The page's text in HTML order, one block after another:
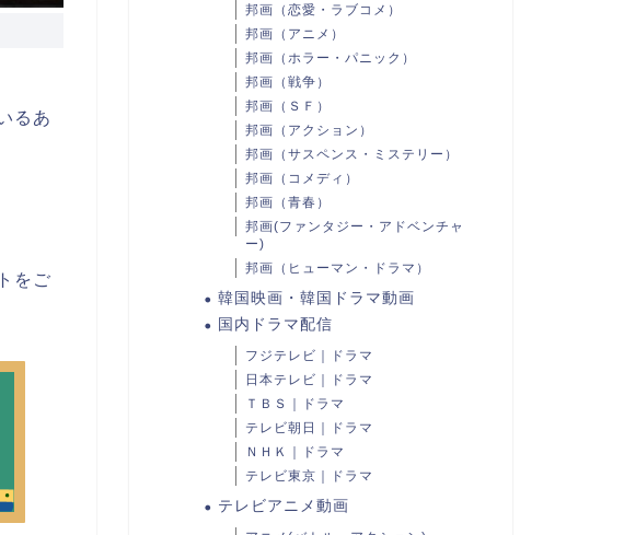
るあ
をご
邦画（恋愛・ラブコメ）
邦画（アニメ）
邦画（ホラー・パニック）
邦画（戦争）
邦画（ＳＦ）
邦画（アクション）
邦画（サスペンス・ミステリー）
邦画（コメディ）
邦画（青春）
邦画(ファンタジー・アドベンチャ
ー)
邦画（ヒューマン・ドラマ）
韓国映画・韓国ドラマ動画
国内ドラマ配信
フジテレビ｜ドラマ
日本テレビ｜ドラマ
ＴＢＳ｜ドラマ
テレビ朝日｜ドラマ
ＮＨＫ｜ドラマ
テレビ東京｜ドラマ
テレビアニメ動画